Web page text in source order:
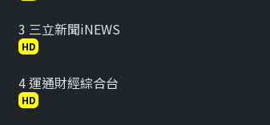
3 三立新聞iNEWS
HD
4 運通財經綜合台
HD